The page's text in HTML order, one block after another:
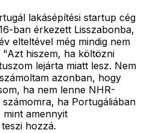
lakásépítési startup cég
ban érkezett Lisszabonba,
elteltével még mindig nem
hiszem, ha költözni
lejárta miatt lesz. Nem
azonban, hogy
ha nem lenne NHR-
ha Portugáliában
amennyit
hozzá.